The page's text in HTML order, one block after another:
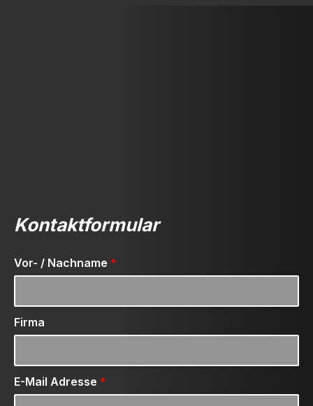
Kontaktformular
Vor- / Nachname *
Firma
E-Mail Adresse *